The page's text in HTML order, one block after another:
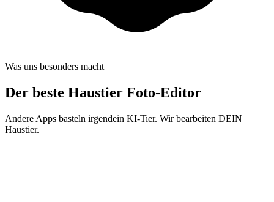
Was uns besonders macht
Der beste Haustier Foto-Editor
Andere Apps basteln irgendein KI-Tier. Wir bearbeiten DEIN
Haustier.